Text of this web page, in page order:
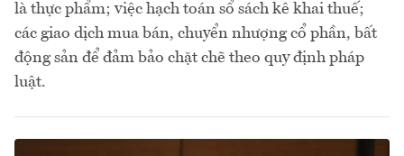
là thực phẩm; việc hạch toán sổ sách kê khai thuế;
các giao dịch mua bán, chuyển nhượng cổ phần, bất
động sản để đảm bảo chặt chẽ theo quy định pháp
luật.